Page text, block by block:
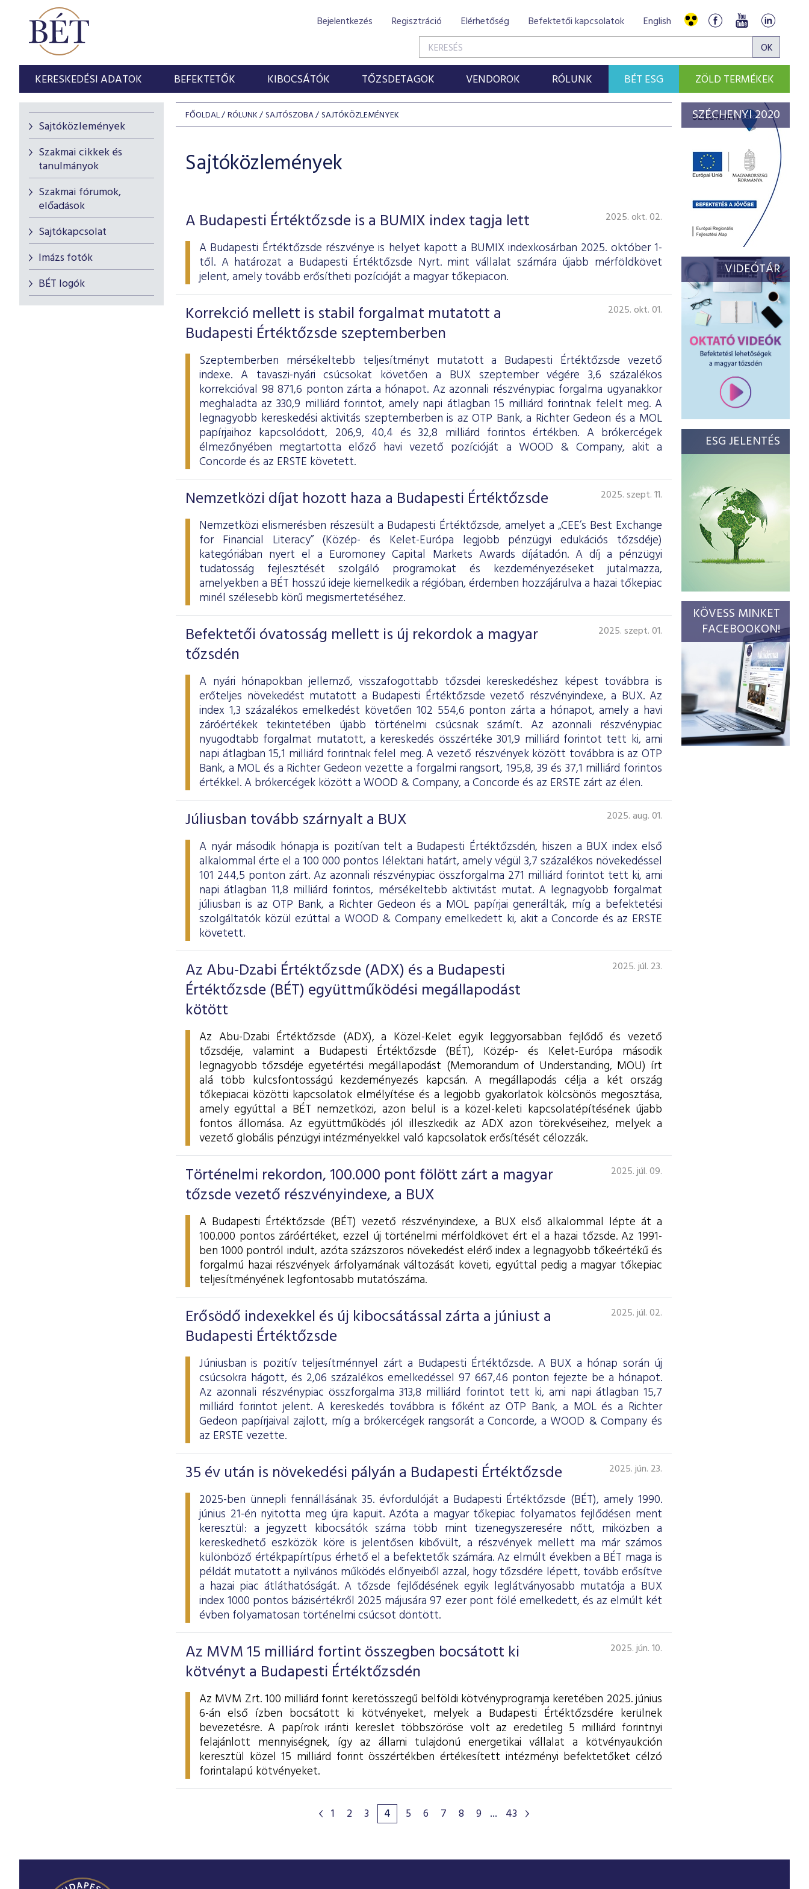
Bejelentkezés Regisztráció Elérhetőség Befektetői kapcsolatok English
KERESKEDÉSI ADATOK BEFEKTETŐK KIBOCSÁTÓK TŐZSDETAGOK VENDOROK RÓLUNK BÉT ESG ZÖLD TERMÉKEK
Sajtóközlemények
Szakmai cikkek és
tanulmányok
Szakmai fórumok,
előadások
Sajtókapcsolat
Imázs fotók
BÉT logók
FŐOLDAL RÓLUNK SAJTÓSZOBA SAJTÓKÖZLEMÉNYEK
Sajtóközlemények
A Budapesti Értéktőzsde is a BUMIX index tagja lett 2025. okt. 02.
A Budapesti Értéktőzsde részvénye is helyet kapott a BUMIX indexkosárban 2025. október 1-
től. A határozat a Budapesti Értéktőzsde Nyrt. mint vállalat számára újabb mérföldkövet
jelent, amely tovább erősítheti pozícióját a magyar tőkepiacon.
Korrekció mellett is stabil forgalmat mutatott a
Budapesti Értéktőzsde szeptemberben
2025. okt. 01.
Szeptemberben mérsékeltebb teljesítményt mutatott a Budapesti Értéktőzsde vezető
indexe. A tavaszi-nyári csúcsokat követően a BUX szeptember végére 3,6 százalékos
korrekcióval 98 871,6 ponton zárta a hónapot. Az azonnali részvénypiac forgalma ugyanakkor
meghaladta az 330,9 milliárd forintot, amely napi átlagban 15 milliárd forintnak felelt meg. A
legnagyobb kereskedési aktivitás szeptemberben is az OTP Bank, a Richter Gedeon és a MOL
papírjaihoz kapcsolódott, 206,9, 40,4 és 32,8 milliárd forintos értékben. A brókercégek
élmezőnyében megtartotta előző havi vezető pozícióját a WOOD & Company, akit a
Concorde és az ERSTE követett.
Nemzetközi díjat hozott haza a Budapesti Értéktőzsde 2025. szept. 11.
Nemzetközi elismerésben részesült a Budapesti Értéktőzsde, amelyet a „CEE’s Best Exchange
for Financial Literacy” (Közép- és Kelet-Európa legjobb pénzügyi edukációs tőzsdéje)
kategóriában nyert el a Euromoney Capital Markets Awards díjátadón. A díj a pénzügyi
tudatosság fejlesztését szolgáló programokat és kezdeményezéseket jutalmazza,
amelyekben a BÉT hosszú ideje kiemelkedik a régióban, érdemben hozzájárulva a hazai tőkepiac
minél szélesebb körű megismertetéséhez.
Befektetői óvatosság mellett is új rekordok a magyar
tőzsdén
2025. szept. 01.
A nyári hónapokban jellemző, visszafogottabb tőzsdei kereskedéshez képest továbbra is
erőteljes növekedést mutatott a Budapesti Értéktőzsde vezető részvényindexe, a BUX. Az
index 1,3 százalékos emelkedést követően 102 554,6 ponton zárta a hónapot, amely a havi
záróértékek tekintetében újabb történelmi csúcsnak számít. Az azonnali részvénypiac
nyugodtabb forgalmat mutatott, a kereskedés összértéke 301,9 milliárd forintot tett ki, ami
napi átlagban 15,1 milliárd forintnak felel meg. A vezető részvények között továbbra is az OTP
Bank, a MOL és a Richter Gedeon vezette a forgalmi rangsort, 195,8, 39 és 37,1 milliárd forintos
értékkel. A brókercégek között a WOOD & Company, a Concorde és az ERSTE zárt az élen.
Júliusban tovább szárnyalt a BUX 2025. aug. 01.
A nyár második hónapja is pozitívan telt a Budapesti Értéktőzsdén, hiszen a BUX index első
alkalommal érte el a 100 000 pontos lélektani határt, amely végül 3,7 százalékos növekedéssel
101 244,5 ponton zárt. Az azonnali részvénypiac összforgalma 271 milliárd forintot tett ki, ami
napi átlagban 11,8 milliárd forintos, mérsékeltebb aktivitást mutat. A legnagyobb forgalmat
júliusban is az OTP Bank, a Richter Gedeon és a MOL papírjai generálták, míg a befektetési
szolgáltatók közül ezúttal a WOOD & Company emelkedett ki, akit a Concorde és az ERSTE
követett.
Az Abu-Dzabi Értéktőzsde (ADX) és a Budapesti
Értéktőzsde (BÉT) együttműködési megállapodást
kötött
2025. júl. 23.
Az Abu-Dzabi Értéktőzsde (ADX), a Közel-Kelet egyik leggyorsabban fejlődő és vezető
tőzsdéje, valamint a Budapesti Értéktőzsde (BÉT), Közép- és Kelet-Európa második
legnagyobb tőzsdéje egyetértési megállapodást (Memorandum of Understanding, MOU) írt
alá több kulcsfontosságú kezdeményezés kapcsán. A megállapodás célja a két ország
tőkepiacai közötti kapcsolatok elmélyítése és a legjobb gyakorlatok kölcsönös megosztása,
amely egyúttal a BÉT nemzetközi, azon belül is a közel-keleti kapcsolatépítésének újabb
fontos állomása. Az együttműködés jól illeszkedik az ADX azon törekvéseihez, melyek a
vezető globális pénzügyi intézményekkel való kapcsolatok erősítését célozzák.
Történelmi rekordon, 100.000 pont fölött zárt a magyar
tőzsde vezető részvényindexe, a BUX
2025. júl. 09.
A Budapesti Értéktőzsde (BÉT) vezető részvényindexe, a BUX első alkalommal lépte át a
100.000 pontos záróértéket, ezzel új történelmi mérföldkövet ért el a hazai tőzsde. Az 1991-
ben 1000 pontról indult, azóta százszoros növekedést elérő index a legnagyobb tőkeértékű és
forgalmú hazai részvények árfolyamának változását követi, egyúttal pedig a magyar tőkepiac
teljesítményének legfontosabb mutatószáma.
Erősödő indexekkel és új kibocsátással zárta a júniust a
Budapesti Értéktőzsde
2025. júl. 02.
Júniusban is pozitív teljesítménnyel zárt a Budapesti Értéktőzsde. A BUX a hónap során új
csúcsokra hágott, és 2,06 százalékos emelkedéssel 97 667,46 ponton fejezte be a hónapot.
Az azonnali részvénypiac összforgalma 313,8 milliárd forintot tett ki, ami napi átlagban 15,7
milliárd forintot jelent. A kereskedés továbbra is főként az OTP Bank, a MOL és a Richter
Gedeon papírjaival zajlott, míg a brókercégek rangsorát a Concorde, a WOOD & Company és
az ERSTE vezette.
35 év után is növekedési pályán a Budapesti Értéktőzsde 2025. jún. 23.
2025-ben ünnepli fennállásának 35. évfordulóját a Budapesti Értéktőzsde (BÉT), amely 1990.
június 21-én nyitotta meg újra kapuit. Azóta a magyar tőkepiac folyamatos fejlődésen ment
keresztül: a jegyzett kibocsátók száma több mint tizenegyszeresére nőtt, miközben a
kereskedhető eszközök köre is jelentősen kibővült, a részvények mellett ma már számos
különböző értékpapírtípus érhető el a befektetők számára. Az elmúlt években a BÉT maga is
példát mutatott a nyilvános működés előnyeiből azzal, hogy tőzsdére lépett, tovább erősítve
a hazai piac átláthatóságát. A tőzsde fejlődésének egyik leglátványosabb mutatója a BUX
index 1000 pontos bázisértékről 2025 májusára 97 ezer pont fölé emelkedett, és az elmúlt két
évben folyamatosan történelmi csúcsot döntött.
Az MVM 15 milliárd fortint összegben bocsátott ki
kötvényt a Budapesti Értéktőzsdén
2025. jún. 10.
Az MVM Zrt. 100 milliárd forint keretösszegű belföldi kötvényprogramja keretében 2025. június
6-án első ízben bocsátott ki kötvényeket, melyek a Budapesti Értéktőzsdére kerülnek
bevezetésre. A papírok iránti kereslet többszöröse volt az eredetileg 5 milliárd forintnyi
felajánlott mennyiségnek, így az állami tulajdonú energetikai vállalat a kötvényaukción
keresztül közel 15 milliárd forint összértékben értékesített intézményi befektetőket célzó
forintalapú kötvényeket.
1 2 3 4 5 6 7 8 9 ... 43
SZÉCHENYI 2020
VIDEÓTÁR
ESG JELENTÉS
KÖVESS MINKET
FACEBOOKON!